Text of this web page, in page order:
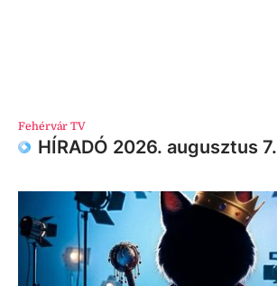
Fehérvár TV
HÍRADÓ 2026. augusztus 7.